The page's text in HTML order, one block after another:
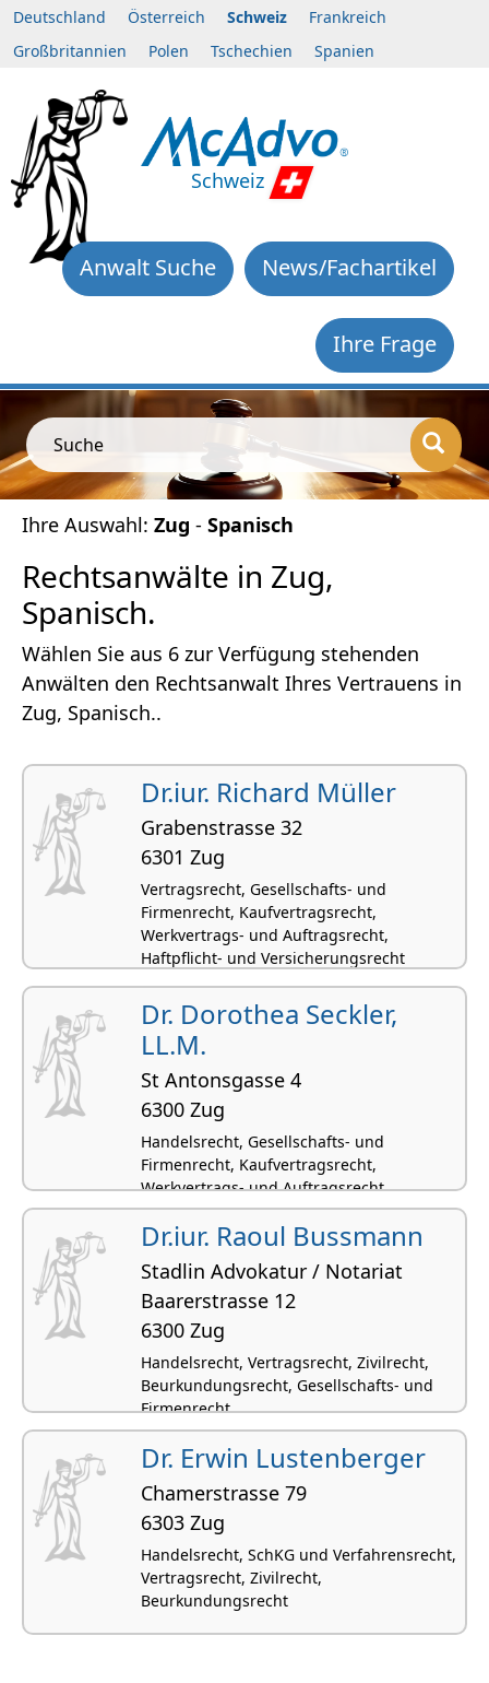
Deutschland Österreich Schweiz
Frankreich
Großbritannien
Polen Tschechien Spanien
Schweiz
News/Fachartikel
Anwalt Suche
Ihre Frage
Suche
Ihre Auswahl: Zug - Spanisch
Rechtsanwälte in Zug,
Spanisch.
Wählen Sie aus 6 zur Verfügung stehenden
Anwälten den Rechtsanwalt Ihres Vertrauens in
Zug, Spanisch..
Dr.iur. Richard Müller
Grabenstrasse 32
6301 Zug
Vertragsrecht, Gesellschafts- und
Firmenrecht, Kaufvertragsrecht,
Werkvertrags- und Auftragsrecht,
Haftpflicht- und Versicherungsrecht
Dr. Dorothea Seckler,
LL.M.
St Antonsgasse 4
6300 Zug
Handelsrecht, Gesellschafts- und
Firmenrecht, Kaufvertragsrecht,
Werkvertrags- und Auftragsrecht,
Immaterialgüterrecht
Dr.iur. Raoul Bussmann
Stadlin Advokatur / Notariat
Baarerstrasse 12
6300 Zug
Handelsrecht, Vertragsrecht, Zivilrecht,
Beurkundungsrecht, Gesellschafts- und
Firmenrecht
Dr. Erwin Lustenberger
Chamerstrasse 79
6303 Zug
Handelsrecht, SchKG und Verfahrensrecht,
Vertragsrecht, Zivilrecht,
Beurkundungsrecht